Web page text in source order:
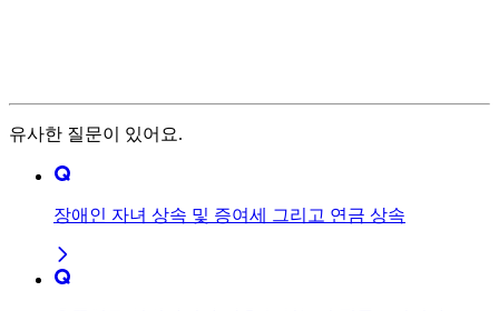
유사한 질문이 있어요.
장애인 자녀 상속 및 증여세 그리고 연금 상속